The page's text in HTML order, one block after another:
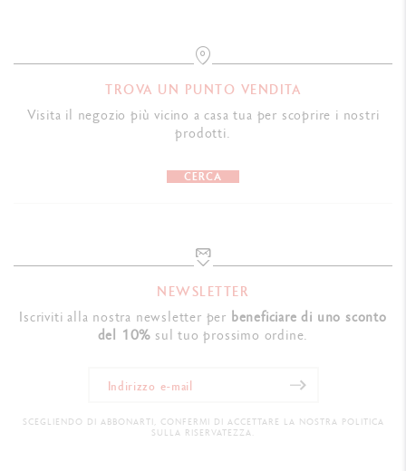
Weight: 0.700 kg
LEGAL STANDARDS
OM nib width - Ref.4490.984
nib width - Ref.4490.994
Fnib width - Ref.4490.004
M nib width - Ref.4490.014
TROVA UN PUNTO VENDITA
Visita il negozio più vicino a casa tua per scoprire i nostri
prodotti.
CERCA
NEWSLETTER
Iscriviti alla nostra newsletter per beneficiare di uno sconto
del 10% sul tuo prossimo ordine.
SCEGLIENDO DI ABBONARTI, CONFERMI DI ACCETTARE LA NOSTRA POLITICA
SULLA RISERVATEZZA.